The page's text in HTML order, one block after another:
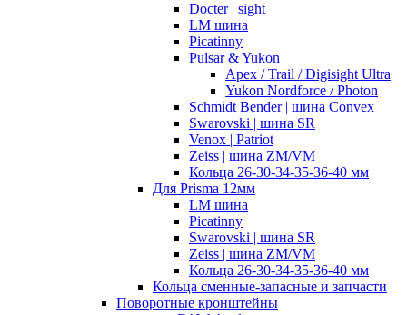
Docter | sight
LM шина
Picatinny
Pulsar & Yukon
Apex / Trail / Digisight Ultra
Yukon Nordforce / Photon
Schmidt Bender | шина Convex
Swarovski | шина SR
Venox | Patriot
Zeiss | шина ZM/VM
Кольца 26-30-34-35-36-40 мм
Для Prisma 12мм
LM шина
Picatinny
Swarovski | шина SR
Zeiss | шина ZM/VM
Кольца 26-30-34-35-36-40 мм
Кольца сменные-запасные и запчасти
Поворотные кронштейны